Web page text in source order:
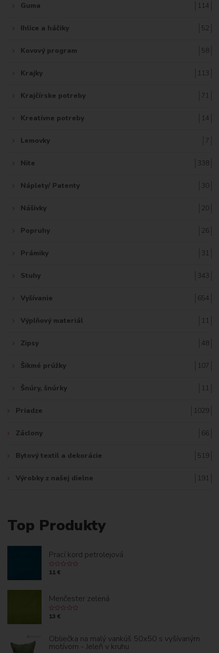
Guma 114
Ihlice a háčiky 52
Kovový program 58
Krajky 113
Krajčírske potreby 71
Kreatívne potreby 14
Lemovky 7
Nite 338
Náplety/ Patenty 30
Nášivky 20
Popruhy 26
Prámiky 31
Stuhy 343
Vyšívanie 654
Výplňový materiál 11
Zipsy 48
Šikmé prúžky 107
Šnúry, šnúrky 11
Priadze 1029
Záclony 66
Bytový textil a dekorácie 519
Výrobky z našej dielne 191
Top Produkty
Prací kord petrolejová
11 €
Menčester zelená
13 €
Obliečka na malý vankúš 50x50 s vyšívaným
motívom - Jeleň v kruhu